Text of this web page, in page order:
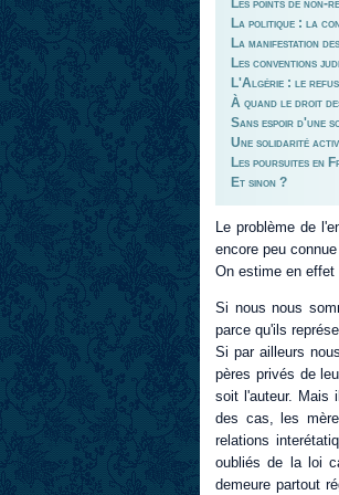
Les points de non-
La politique : la
La manifestation
Les conventions
L'Algérie : le refus
À quand le droit
Sans espoir d'une
Une solidarité
Les poursuites en
Et sinon ?
Le problème de
encore peu
On estime en effet
Si nous nous
parce qu'ils
Si par ailleurs
pères privés de
soit l'auteur. Mais
des cas, les
relations
oubliés de la loi
demeure partout